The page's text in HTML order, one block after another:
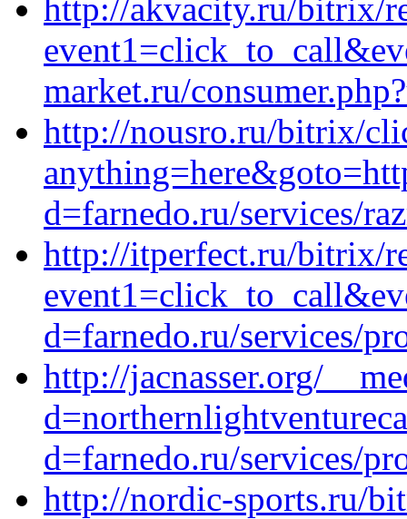
http://akvacity.ru/bitrix/
market.ru/
http://nousro.ru/bitrix/
d=farnedo.ru/services/
http://itperfect.ru/bitrix/
d=farnedo.ru/services/
http://jacnasser.org/
d=farnedo.ru/services/
http://nordic-sports.ru/